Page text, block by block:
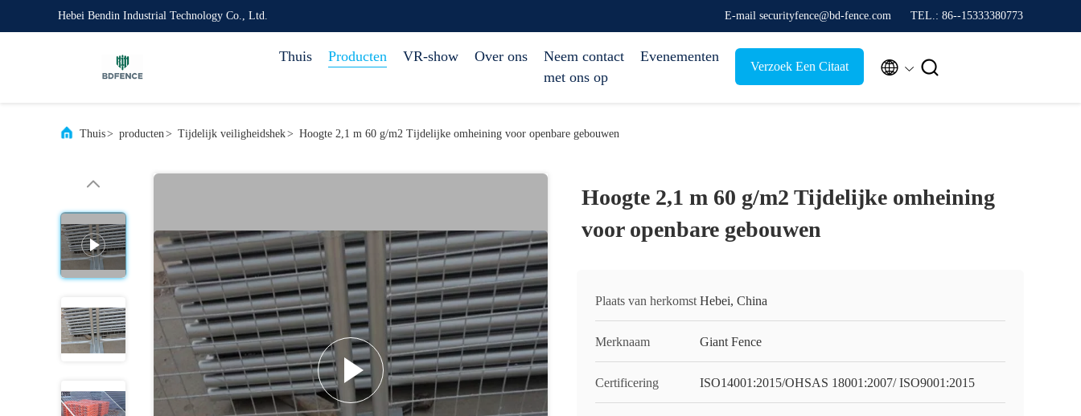
Hebei Bendin Industrial Technology Co., Ltd. E-mail securityfence@bd-fence.com TEL.: 86--15333380773
Thuis Producten VR-show Over ons
Neem contact
met ons op
Evenementen
Verzoek Een Citaat  
Thuis> producten> Tijdelijk veiligheidshek> Hoogte 2,1 m 60 g/m2 Tijdelijke omheining voor openbare gebouwen
Hoogte 2,1 m 60 g/m2 Tijdelijke omheining
voor openbare gebouwen
Plaats van herkomst Hebei, China
Merknaam Giant Fence
Certificering ISO14001:2015/OHSAS 18001:2007/ ISO9001:2015